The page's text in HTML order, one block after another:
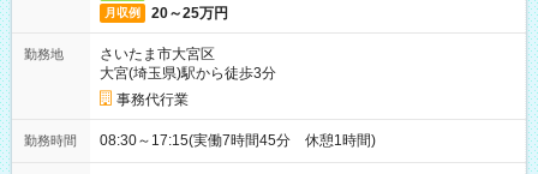
月収例 20～25万円
勤務地
さいたま市大宮区
大宮(埼玉県)駅から徒歩3分
事務代行業
勤務時間 08:30～17:15(実働7時間45分 休憩1時間)